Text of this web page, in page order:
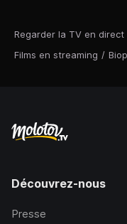
Regarder la TV en direct
Films en streaming /
Découvrez-nous
Presse